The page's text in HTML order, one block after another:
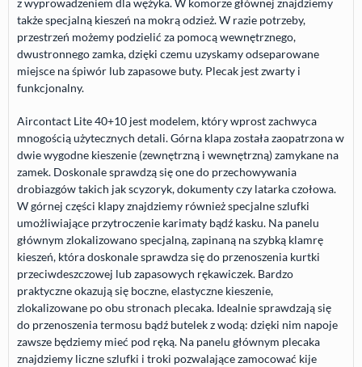
także specjalną kieszeń na mokrą odzież. W razie potrzeby,
przestrzeń możemy podzielić za pomocą wewnętrznego,
dwustronnego zamka, dzięki czemu uzyskamy odseparowane
miejsce na śpiwór lub zapasowe buty. Plecak jest zwarty i
funkcjonalny.
Aircontact Lite 40+10 jest modelem, który wprost zachwyca
mnogością użytecznych detali. Górna klapa została zaopatrzona w
dwie wygodne kieszenie (zewnętrzną i wewnętrzną) zamykane na
zamek. Doskonale sprawdzą się one do przechowywania
drobiazgów takich jak scyzoryk, dokumenty czy latarka czołowa.
W górnej części klapy znajdziemy również specjalne szlufki
umożliwiające przytroczenie karimaty bądź kasku. Na panelu
głównym zlokalizowano specjalną, zapinaną na szybką klamrę
kieszeń, która doskonale sprawdza się do przenoszenia kurtki
przeciwdeszczowej lub zapasowych rękawiczek. Bardzo
praktyczne okazują się boczne, elastyczne kieszenie,
zlokalizowane po obu stronach plecaka. Idealnie sprawdzają się
do przenoszenia termosu bądź butelek z wodą: dzięki nim napoje
zawsze będziemy mieć pod ręką. Na panelu głównym plecaka
znajdziemy liczne szlufki i troki pozwalające zamocować kije